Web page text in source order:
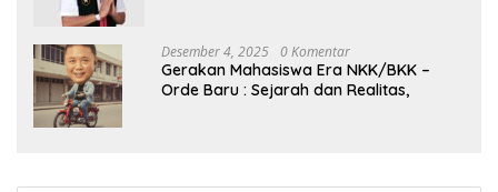
Desember 4, 2025 0 Komentar
Gerakan Mahasiswa Era NKK/BKK –
Orde Baru : Sejarah dan Realitas,